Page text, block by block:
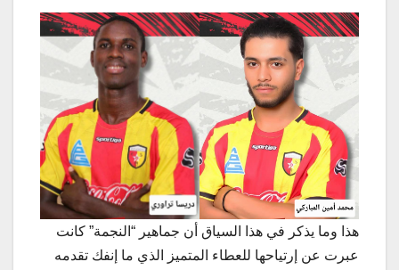
هذا وما يذكر في هذا السياق أن جماهير “النجمة” كانت
عبرت عن إرتياحها للعطاء المتميز الذي ما إنفك تقدمه